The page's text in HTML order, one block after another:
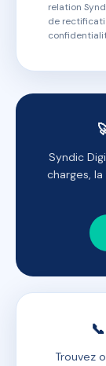
relation
de
Syndic
charges,
Trouvez